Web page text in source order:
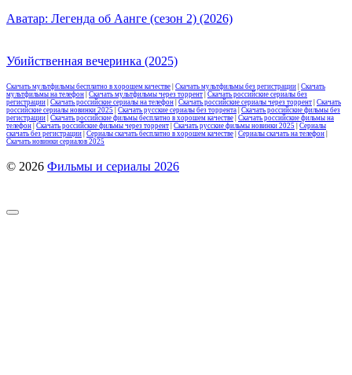
Аватар: Легенда об Аанге (сезон 2) (2026)
Убийственная вечеринка (2025)
Скачать мультфильмы бесплатно в хорошем качестве Скачать мультфильмы без регистрации Скачать
мультфильмы на телефон Скачать мультфильмы через торрент Скачать российские сериалы без
регистрации Скачать российские сериалы на телефон Скачать российские сериалы через торрент Скачать
российские сериалы новинки 2025
Скачать русские сериалы без торрента Скачать российские фильмы без
регистрации Скачать российские фильмы бесплатно в хорошем качестве Скачать российские фильмы на
телефон Скачать российские фильмы через торрент Скачать русские фильмы новинки 2025
Сериалы
скачать без регистрации Сериалы скачать бесплатно в хорошем качестве Сериалы скачать на телефон
Скачать новинки сериалов 2025
© 2026 Фильмы и сериалы 2026